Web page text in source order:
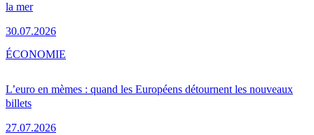
la mer
30.07.2026
L’euro en mèmes : quand les Européens détournent les nouveaux
billets
27.07.2026
ÉCONOMIE